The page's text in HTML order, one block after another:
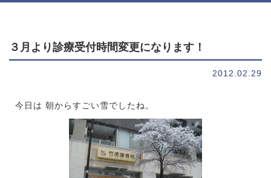
３月より診療受付時間変更になります！
2012.02.29
今日は 朝からすごい雪でしたね。